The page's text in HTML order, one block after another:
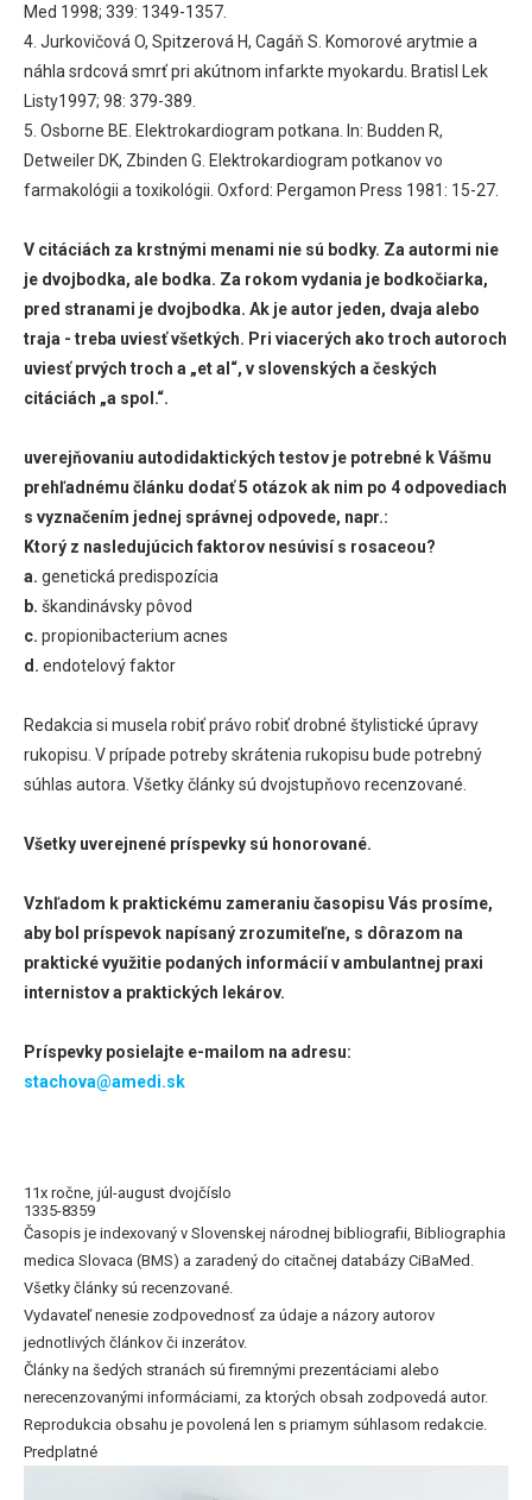
Med 1998; 339: 1349-1357.
4. Jurkovičová O, Spitzerová H, Cagáň S. Komorové arytmie a
náhla srdcová smrť pri akútnom infarkte myokardu. Bratisl Lek
Listy1997; 98: 379-389.
5. Osborne BE. Elektrokardiogram potkana. In: Budden R,
Detweiler DK, Zbinden G. Elektrokardiogram potkanov vo
farmakológii a toxikológii. Oxford: Pergamon Press 1981: 15-27.
V citáciách za krstnými menami nie sú bodky. Za autormi nie
je dvojbodka, ale bodka. Za rokom vydania je bodkočiarka,
pred stranami je dvojbodka. Ak je autor jeden, dvaja alebo
traja - treba uviesť všetkých. Pri viacerých ako troch autoroch
uviesť prvých troch a „et al“, v slovenských a českých
citáciách „a spol.“.
uverejňovaniu autodidaktických testov je potrebné k Vášmu
prehľadnému článku dodať 5 otázok ak nim po 4 odpovediach
s vyznačením jednej správnej odpovede, napr.:
Ktorý z nasledujúcich faktorov nesúvisí s rosaceou?
a. genetická predispozícia
b. škandinávsky pôvod
c. propionibacterium acnes
d. endotelový faktor
Redakcia si musela robiť právo robiť drobné štylistické úpravy
rukopisu. V prípade potreby skrátenia rukopisu bude potrebný
súhlas autora. Všetky články sú dvojstupňovo recenzované.
Všetky uverejnené príspevky sú honorované.
Vzhľadom k praktickému zameraniu časopisu Vás prosíme,
aby bol príspevok napísaný zrozumiteľne, s dôrazom na
praktické využitie podaných informácií v ambulantnej praxi
internistov a praktických lekárov.
Príspevky posielajte e-mailom na adresu:
stachova@amedi.sk
11x ročne, júl-august dvojčíslo
1335-8359
Časopis je indexovaný v Slovenskej národnej bibliografii, Bibliographia
medica Slovaca (BMS) a zaradený do citačnej databázy CiBaMed.
Všetky články sú recenzované.
Vydavateľ nenesie zodpovednosť za údaje a názory autorov
jednotlivých článkov či inzerátov.
Články na šedých stranách sú firemnými prezentáciami alebo
nerecenzovanými informáciami, za ktorých obsah zodpovedá autor.
Reprodukcia obsahu je povolená len s priamym súhlasom redakcie.
Predplatné